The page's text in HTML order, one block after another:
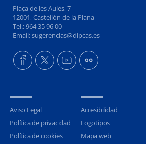
Plaça de les Aules, 7
12001, Castellón de la Plana
Tel.: 964 35 96 00
Email: sugerencias@dipcas.es
Aviso Legal
Política de privacidad
Política de cookies
Accesibilidad
Logotipos
Mapa web